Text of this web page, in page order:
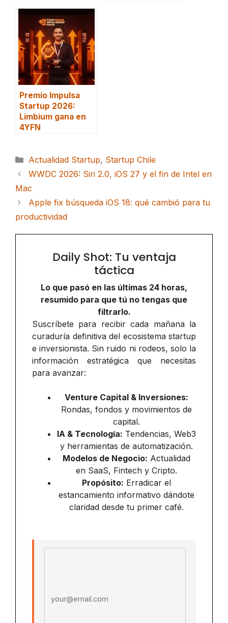
Premio Impulsa
Startup 2026:
Limbium gana en
4YFN
Categorías
Actualidad Startup, Startup Chile
WWDC 2026: Siri 2.0, iOS 27 y el fin de Intel en
Mac
Apple fix búsqueda iOS 18: qué cambió para tu
productividad
Daily Shot: Tu ventaja
táctica
Lo que pasó en las últimas 24 horas,
resumido para que tú no tengas que
filtrarlo.
Suscríbete para recibir cada mañana la
curaduría definitiva del ecosistema startup
e inversionista. Sin ruido ni rodeos, solo la
información estratégica que necesitas
para avanzar:
Venture Capital & Inversiones:
Rondas, fondos y movimientos de
capital.
IA & Tecnología: Tendencias, Web3
y herramientas de automatización.
Modelos de Negocio: Actualidad
en SaaS, Fintech y Cripto.
Propósito: Erradicar el
estancamiento informativo dándote
claridad desde tu primer café.